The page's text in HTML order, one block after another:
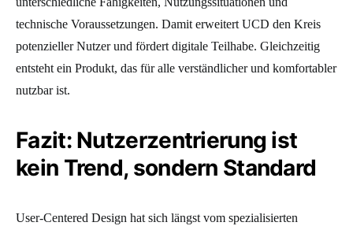
technische Voraussetzungen. Damit erweitert UCD den Kreis
potenzieller Nutzer und fördert digitale Teilhabe. Gleichzeitig
entsteht ein Produkt, das für alle verständlicher und komfortabler
nutzbar ist.
Fazit: Nutzerzentrierung ist
kein Trend, sondern Standard
User-Centered Design hat sich längst vom spezialisierten